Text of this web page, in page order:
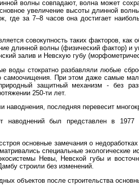
волны совпадают, волна может
увеличение высоты длинной
где за 7–8 часов она достигает
совокупность таких факторов, как
длинной волны (физический фактор) и
залив и Невскую губу
воды стократно разбавляли любые
самоочищения. При этом даже самые
защитный механизм - без
250-ти лет.
наводнения, последняя перевесит
наводнений был представлен в 1977
основные замечания о
специальные экологические
Невы, Невской губы и
строили без изменений.
объектов после строительства